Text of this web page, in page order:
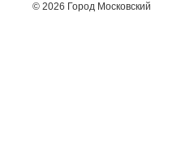
© 2026 Город Московский